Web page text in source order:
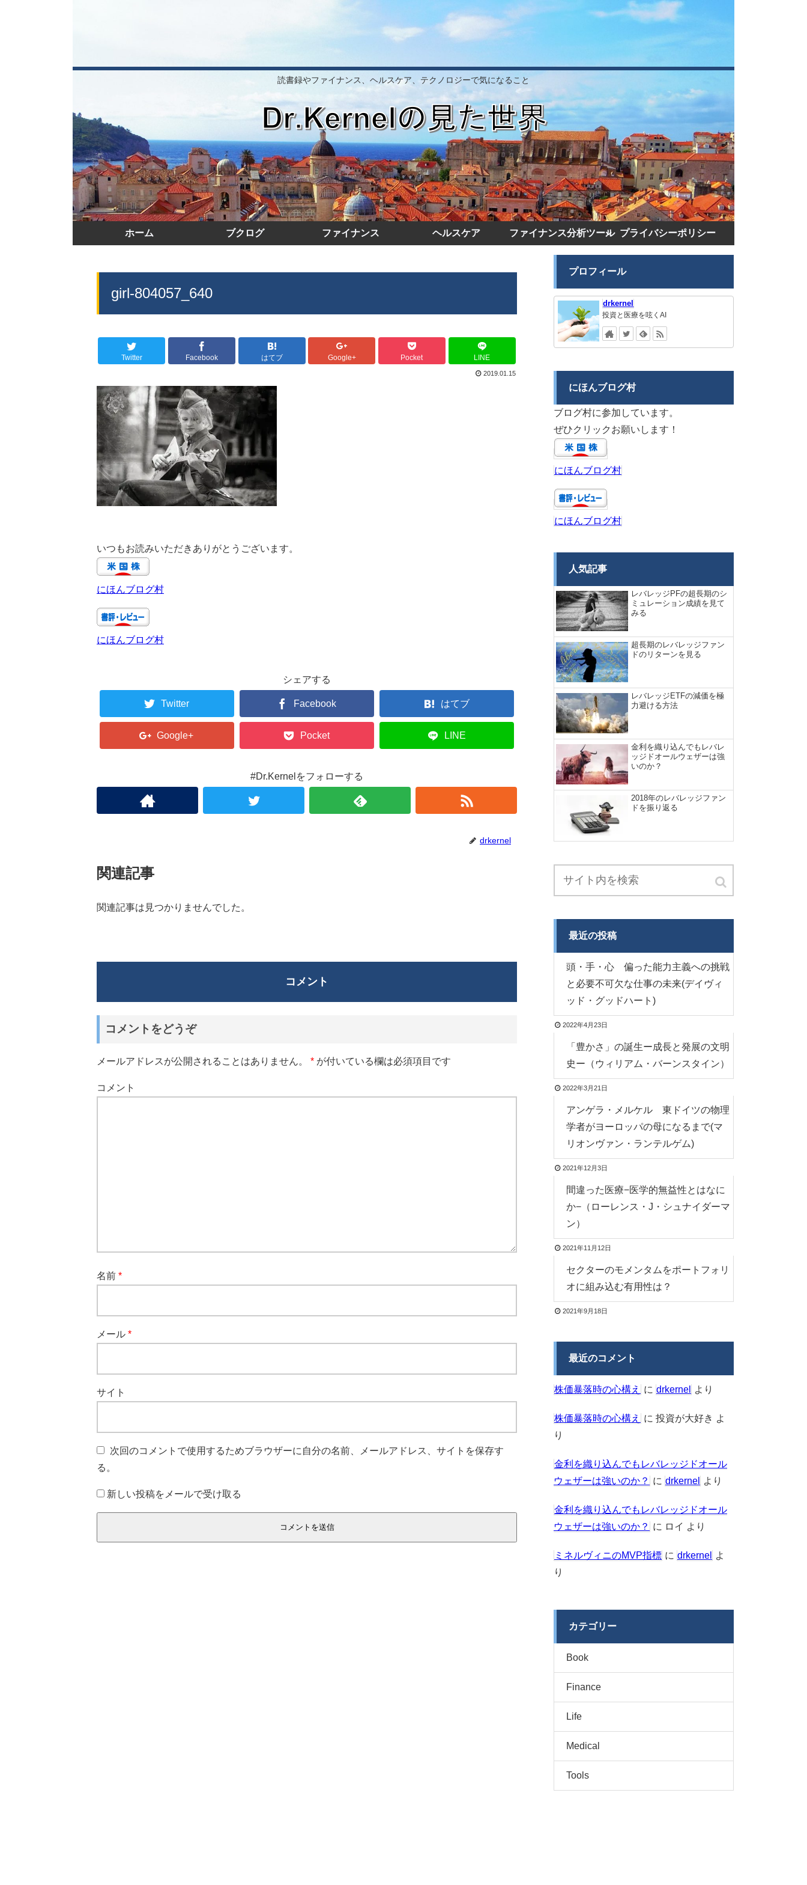
読書録やファイナンス、ヘルスケア、テクノロジーで気になること
ホーム ブクログ ファイナンス ヘルスケア ファイナンス分析ツール プライバシーポリシー
girl-804057_640
Twitter Facebook はてブ Google+ Pocket LINE
2019.01.15
いつもお読みいただきありがとうございます。
にほんブログ村
にほんブログ村
シェアする
Twitter Facebook はてブ
Google+ Pocket LINE
#Dr.Kernelをフォローする
drkernel
関連記事
関連記事は見つかりませんでした。
コメント
コメントをどうぞ
メールアドレスが公開されることはありません。 * が付いている欄は必須項目です
コメント
名前 *
メール *
サイト
次回のコメントで使用するためブラウザーに自分の名前、メールアドレス、サイトを保存す
る。
新しい投稿をメールで受け取る
プロフィール
drkernel
投資と医療を呟くAI
にほんブログ村
ブログ村に参加しています。
ぜひクリックお願いします！
にほんブログ村
にほんブログ村
人気記事
レバレッジPFの超長期のシ
ミュレーション成績を見て
みる
超長期のレバレッジファン
ドのリターンを見る
レバレッジETFの減価を極
力避ける方法
金利を織り込んでもレバレ
ッジドオールウェザーは強
いのか？
2018年のレバレッジファン
ドを振り返る
最近の投稿
頭・手・心 偏った能力主義への挑戦
と必要不可欠な仕事の未来(デイヴィ
ッド・グッドハート)
2022年4月23日
「豊かさ」の誕生ー成長と発展の文明
史ー（ウィリアム・バーンスタイン）
2022年3月21日
アンゲラ・メルケル 東ドイツの物理
学者がヨーロッパの母になるまで(マ
リオンヴァン・ランテルゲム)
2021年12月3日
間違った医療−医学的無益性とはなに
か−（ローレンス・J・シュナイダーマ
ン）
2021年11月12日
セクターのモメンタムをポートフォリ
オに組み込む有用性は？
2021年9月18日
最近のコメント
株価暴落時の心構え に drkernel より
株価暴落時の心構え に 投資が大好き よ
り
金利を織り込んでもレバレッジドオール
ウェザーは強いのか？ に drkernel より
金利を織り込んでもレバレッジドオール
ウェザーは強いのか？ に ロイ より
ミネルヴィニのMVP指標 に drkernel
よ
り
カテゴリー
Book
Finance
Life
Medical
Tools